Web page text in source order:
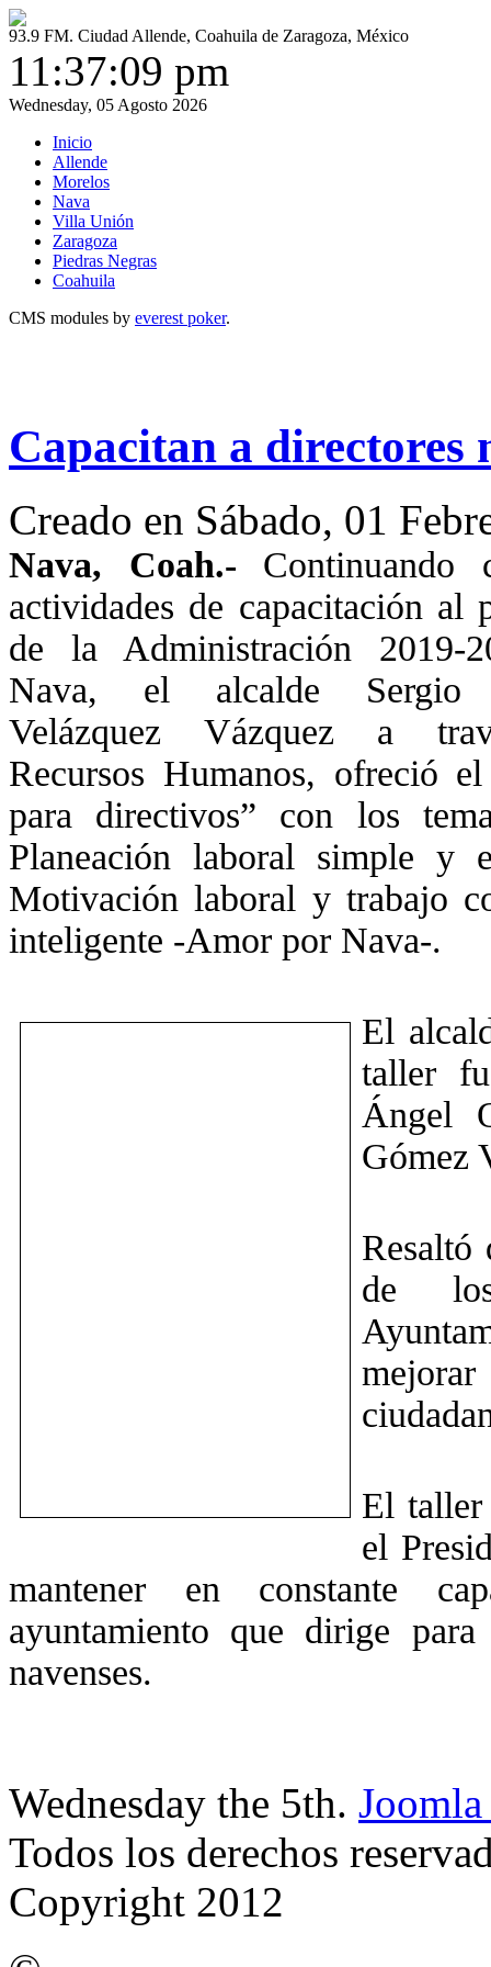
93.9 FM. Ciudad Allende, Coahuila de Zaragoza, México
11:37:09 pm
Wednesday, 05 Agosto 2026
Inicio
Allende
Morelos
Nava
Villa Unión
Zaragoza
Piedras Negras
Coahuila
CMS modules by everest poker.
Capacitan a directores
Creado en Sábado, 01
Nava, Coah.- Continuando
actividades de capacitación al
de la Administración 2019-
Nava, el alcalde Sergio
Velázquez Vázquez a
Recursos Humanos, ofreció
para directivos” con los
Planeación laboral simple y
Motivación laboral y trabajo
inteligente -Amor por Nava-.
El
taller
Ángel
Gómez
Resaltó
de los
El taller
el
mantener en constante
ayuntamiento que dirige
navenses.
Wednesday the 5th.
Todos los derechos
Copyright 2012